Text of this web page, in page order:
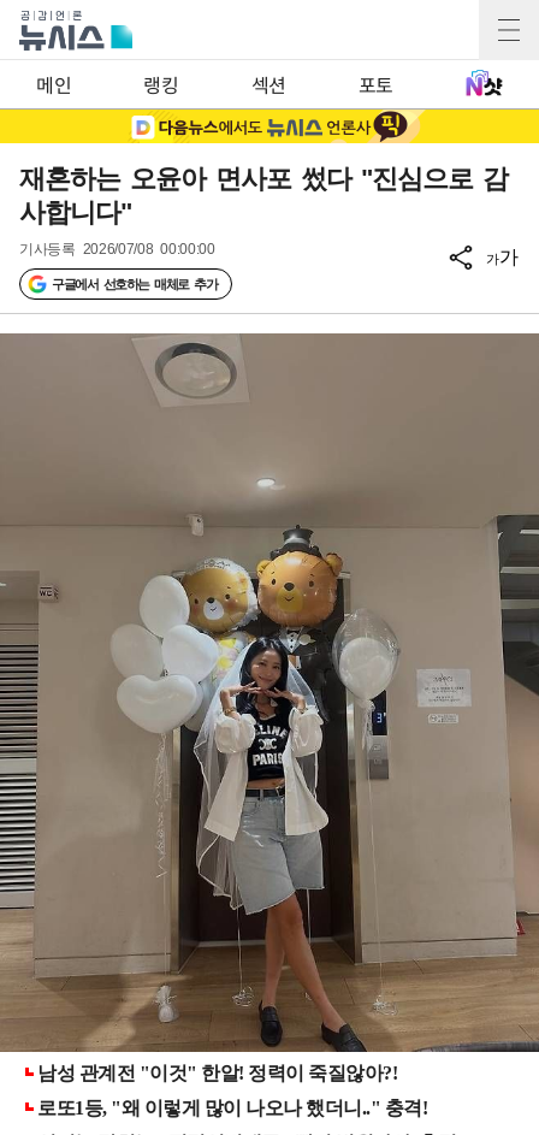
메인 랭킹 섹션 포토
재혼하는 오윤아 면사포 썼다 "진심으로 감
사합니다"
기사등록 2026/07/08 00:00:00
구글에서 선호하는 매체로 추가
가가